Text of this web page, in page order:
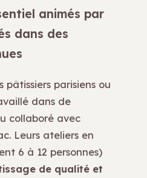
animés par
dans des
pâtissiers parisiens ou
dans de
collaboré avec
Leurs ateliers en
6 à 12 personnes)
de qualité et